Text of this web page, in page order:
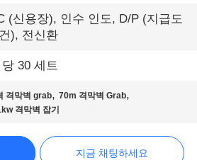
(신용장), 인수 인도, D/P (지급도
), 전신환
당 30 세트
격막벽 grab,70m 격막벽 Grab,
격막벽 잡기
지금 채팅하세요